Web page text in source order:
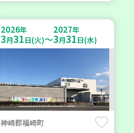
2026年
3月31日(火)～
2027年
3月31日(水)
神崎郡福崎町